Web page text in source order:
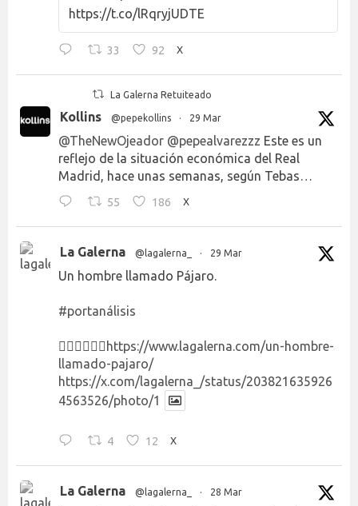
https://t.co/lRqryjUDTE
33 92 X
La Galerna Retuiteado
Kollins @pepekollins · 29 Mar
@TheNewOjeador @pepealvarezzz Este es un
reflejo de la situación económica del Real
Madrid, hace unas semanas, según Tebas…
55 186 X
La Galerna @lagalerna_ · 29 Mar
Un hombre llamado Pájaro.
#portanálisis
👉🏻👉🏻👉🏻 https://www.lagalerna.com/un-hombre-
llamado-pajaro/
https://x.com/lagalerna_/status/203821635926
4563526/photo/1
4 12 X
La Galerna @lagalerna_ · 28 Mar